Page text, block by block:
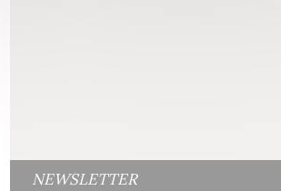
NEWSLETTER